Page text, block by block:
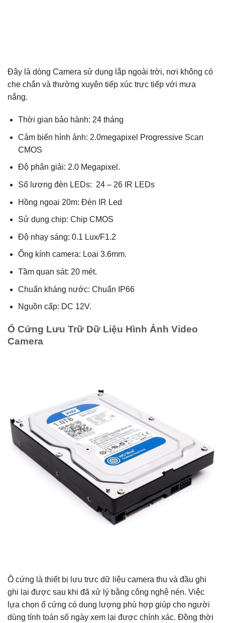
Đây là dòng Camera sử dụng lắp ngoài trời, nơi không có
che chắn và thường xuyên tiếp xúc trực tiếp với mưa
nắng.
Thời gian bảo hành: 24 tháng
Cảm biến hình ảnh: 2.0megapixel Progressive Scan
CMOS
Độ phân giải: 2.0 Megapixel.
Số lương đèn LEDs: 24 – 26 IR LEDs
Hồng ngoại 20m: Đèn IR Led
Sử dụng chip: Chip CMOS
Độ nhạy sáng: 0.1 Lux/F1.2
Ổng kính camera: Loại 3.6mm.
Tầm quan sát: 20 mét.
Chuẩn kháng nước: Chuẩn IP66
Nguồn cấp: DC 12V.
Ổ Cứng Lưu Trữ Dữ Liệu Hình Ảnh Video
Camera
Ô cứng là thiết bị lưu trưc dữ liệu camera thu và đầu ghi
ghi lại được sau khi đã xử lý bằng công nghệ nén. Việc
lựa chọn ổ cứng có dung lượng phù hợp giúp cho người
dùng tính toán số ngày xem lại được chính xác. Đồng thời